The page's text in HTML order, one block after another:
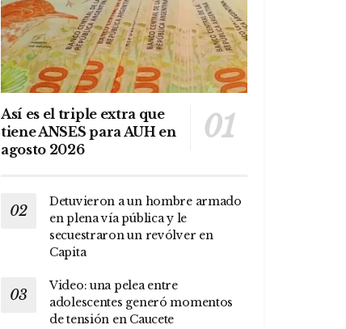
Así es el triple extra que
tiene ANSES para AUH en
agosto 2026
Detuvieron a un hombre armado
en plena vía pública y le
secuestraron un revólver en
Capita
Video: una pelea entre
adolescentes generó momentos
de tensión en Caucete